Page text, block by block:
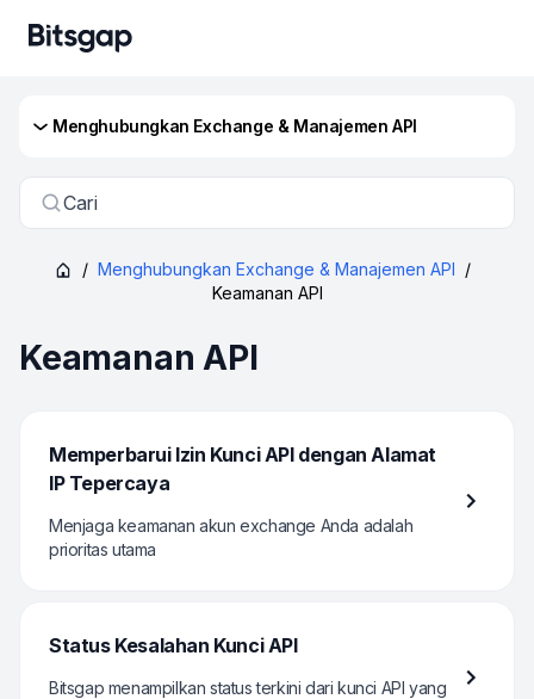
Menghubungkan Exchange & Manajemen API
Cari
/ Menghubungkan Exchange & Manajemen API /
Keamanan API
Keamanan API
Memperbarui Izin Kunci API dengan Alamat
IP Tepercaya
Menjaga keamanan akun exchange Anda adalah
prioritas utama
Status Kesalahan Kunci API
Bitsgap menampilkan status terkini dari kunci API yang